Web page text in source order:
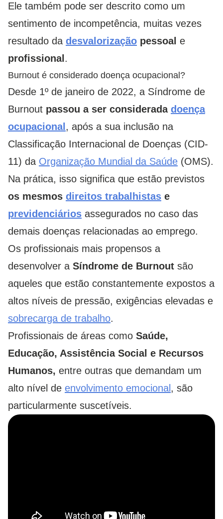
Ele também pode ser descrito como um
sentimento de incompetência, muitas vezes
resultado da desvalorização pessoal e
profissional .
Burnout é considerado doença ocupacional?
Desde 1º de janeiro de 2022, a Síndrome de
Burnout passou a ser considerada doença
ocupacional , após a sua inclusão na
Classificação Internacional de Doenças (CID-
11) da Organização Mundial da Saúde (OMS).
Na prática, isso significa que estão previstos
os mesmos direitos trabalhistas e
previdenciários assegurados no caso das
demais doenças relacionadas ao emprego.
Os profissionais mais propensos a
desenvolver a Síndrome de Burnout são
aqueles que estão constantemente expostos a
altos níveis de pressão, exigências elevadas e
sobrecarga de trabalho.
Profissionais de áreas como Saúde,
Educação, Assistência Social e Recursos
Humanos, entre outras que demandam um
alto nível de envolvimento emocional , são
particularmente suscetíveis.